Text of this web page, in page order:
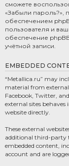
сможете
«Забыли
обеспечением
пользователя и
обеспечение
учётной записи.
EMBEDDED
“Metallica.ru” may
material from
Facebook, Twitter,
external sites
website directly.
These external
additional third-party
embedded content,
account and are